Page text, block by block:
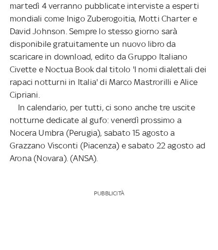
martedì 4 verranno pubblicate interviste a esperti
mondiali come Inigo Zuberogoitia, Motti Charter e
David Johnson. Sempre lo stesso giorno sarà
disponibile gratuitamente un nuovo libro da
scaricare in download, edito da Gruppo Italiano
Civette e Noctua Book dal titolo 'I nomi dialettali dei
rapaci notturni in Italia' di Marco Mastrorilli e Alice
Cipriani.
In calendario, per tutti, ci sono anche tre uscite
notturne dedicate al gufo: venerdì prossimo a
Nocera Umbra (Perugia), sabato 15 agosto a
Grazzano Visconti (Piacenza) e sabato 22 agosto ad
Arona (Novara). (ANSA).
PUBBLICITÀ